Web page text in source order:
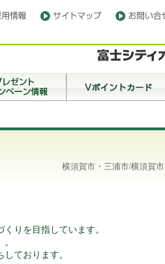
横須賀市・三浦市/横須賀市
りを目指しています。
ております。